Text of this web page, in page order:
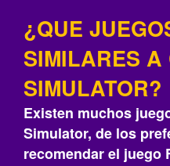
¿QUE
SIMILARES A
SIMULATOR?
Existen muchos
Simulator, de los
recomendar el juego